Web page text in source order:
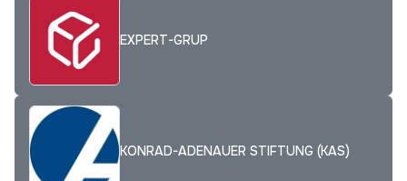
EXPERT-GRUP
KONRAD-ADENAUER STIFTUNG (KAS)